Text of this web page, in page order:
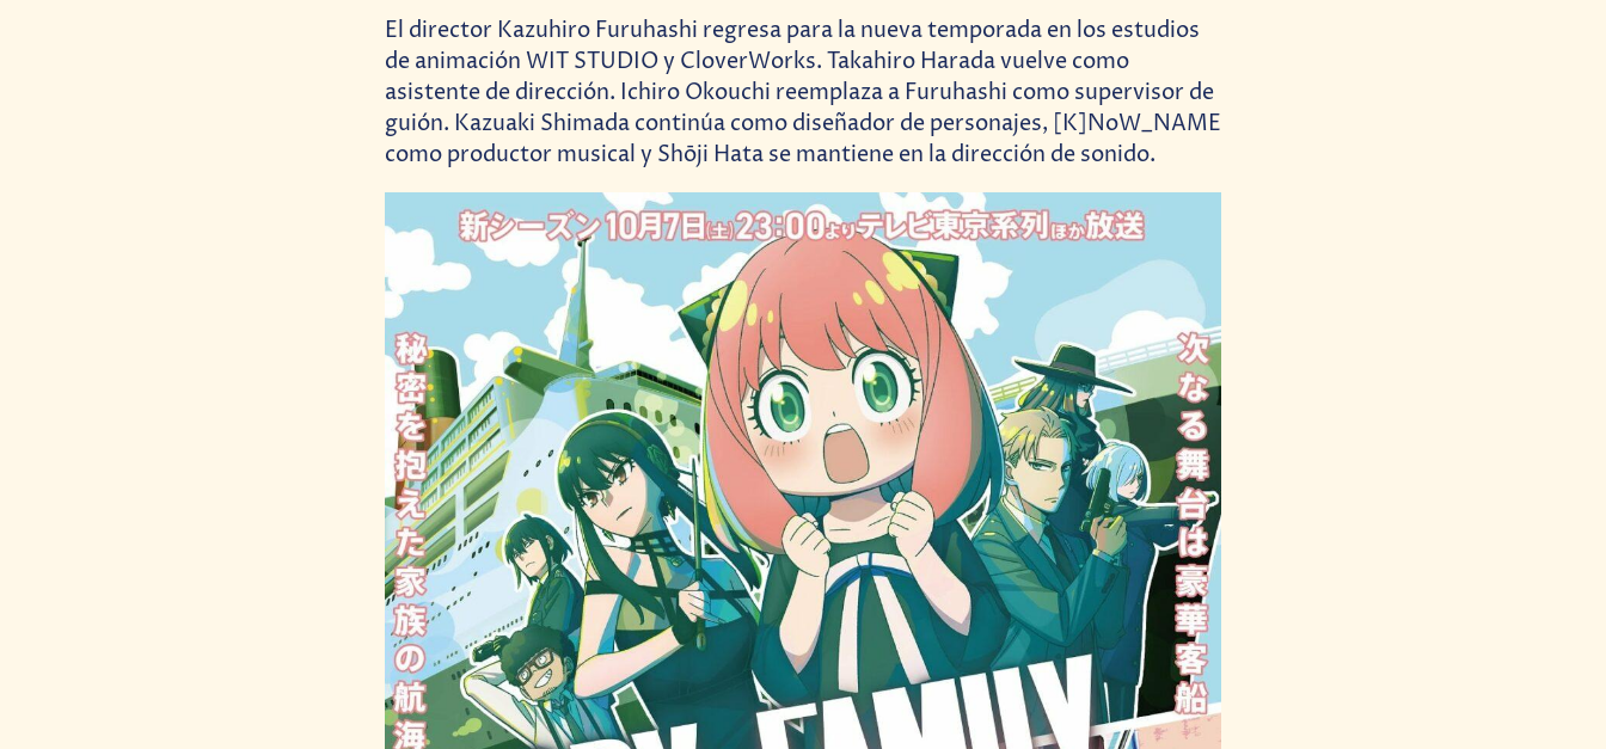
El director Kazuhiro Furuhashi regresa para la nueva temporada en los estudios
de animación WIT STUDIO y CloverWorks. Takahiro Harada vuelve como
asistente de dirección. Ichiro Okouchi reemplaza a Furuhashi como supervisor de
guión. Kazuaki Shimada continúa como diseñador de personajes, [K]NoW_NAME
como productor musical y Shōji Hata se mantiene en la dirección de sonido.